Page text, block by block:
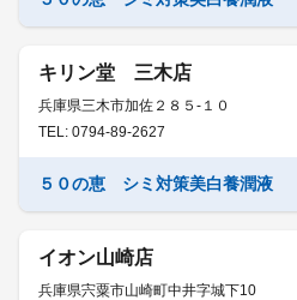
キリン堂 三木店
兵庫県三木市加佐２８５-１０
TEL: 0794-89-2627
５０の恵 シミ対策美白養潤液
イオン山崎店
兵庫県宍粟市山崎町中井字城下10